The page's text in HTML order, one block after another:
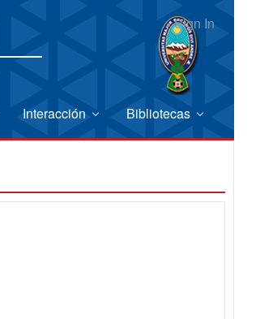
Sign In
Interacción Bibliotecas